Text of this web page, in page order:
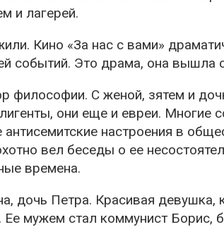
и лагерей.
Кино «За нас с вами»
событий. Это драма, она вышла
философии. С женой, зятем и
они еще и евреи. Многие
настроения в
вел беседы о ее
времена.
дочь Петра. Красивая девушка,
Ее мужем стал коммунист Борис,